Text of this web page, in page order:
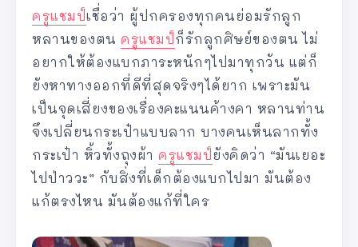
ครูแชมป์เชื่อว่า ผู้ปกครองทุกคนย่อมรักลูก
หลานของตน ครูแชมป์ก็รักลูกศิษย์ของตน ไม่
อยากให้ต้องแบกภาระหนักๆไปมาทุกวัน แต่ก็
ยังหาทางออกที่ดีที่สุดจริงๆได้ยาก เพราะมัน
เป็นจุดเสี่ยงของเรื่องคะแนนค้างคา หลานท่าน
จึงเปลี่ยนกระเป๋าแบบลาก บางคนเห็นลากทั้ง
กระเป๋า หิ้วทั้งถุงผ้า ครูแชมป์ยังคิดว่า “มันเยอะ
ไปป่าววะ” กับสิ่งที่เด็กต้องแบกไปมา มันต้อง
แก้ตรงไหน มันต้องแก้ที่ใคร